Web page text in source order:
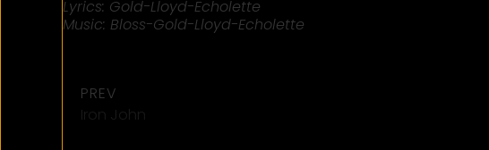
Lyrics: Gold-Lloyd-Echolette
Music: Bloss-Gold-Lloyd-Echolette
PREV
Iron John